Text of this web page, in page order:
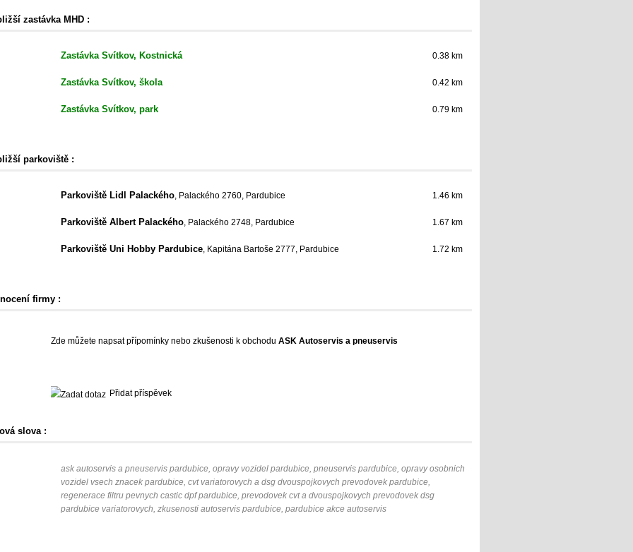
zastávka MHD :
Zastávka Svítkov, Kostnická 0.38 km
Zastávka Svítkov, škola 0.42 km
Zastávka Svítkov, park 0.79 km
parkoviště :
Parkoviště Lidl Palackého, Palackého 2760, Pardubice 1.46 km
Parkoviště Albert Palackého, Palackého 2748, Pardubice 1.67 km
Parkoviště Uni Hobby Pardubice, Kapitána Bartoše 2777, Pardubice 1.72 km
firmy :
Zde můžete napsat přípomínky nebo zkušenosti k obchoduASK Autoservis a pneuservis
Přidat příspěvek
slova :
ask autoservis a pneuservis pardubice, opravy vozidel pardubice, pneuservis pardubice, opravy osobnich
vozidel vsech znacek pardubice, cvt variatorovych a dsg dvouspojkovych prevodovek pardubice,
regenerace filtru pevnych castic dpf pardubice, prevodovek cvt a dvouspojkovych prevodovek dsg
pardubice variatorovych, zkusenosti autoservis pardubice, pardubice akce autoservis